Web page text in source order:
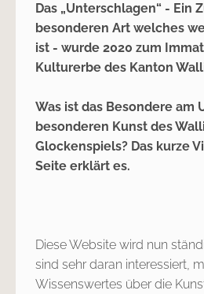
Das „Unterschlagen“ - Ein
besonderen Art welches
ist - wurde 2020 zum
Kulturerbe des Kanton
Was ist das Besondere am
besonderen Kunst des
Glockenspiels? Das kurze
Seite erklärt es.
Diese Website wird nun
sind sehr daran interessiert,
Wissenswertes über die